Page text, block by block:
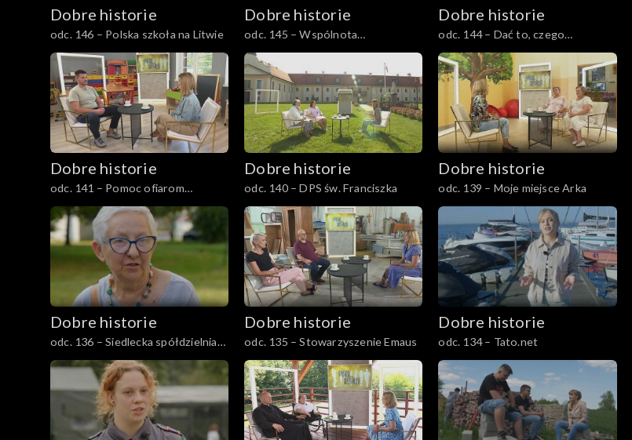
Dobre historie
odc. 146 – Polska szkoła na Litwie
Dobre historie
odc. 145 – Wspólnota
Miłosierdzia Bożego
Dobre historie
odc. 144 – Dać to, czego
naprawdę potrzeba
Dobre historie
odc. 141 – Pomoc ofiarom
przemocy
Dobre historie
odc. 140 – DPS św. Franciszka
Dobre historie
odc. 139 – Moje miejsce Arka
Dobre historie
odc. 136 – Siedlecka spółdzielnia
socjalna
Dobre historie
odc. 135 – Stowarzyszenie Emaus
Dobre historie
odc. 134 – Tato.net